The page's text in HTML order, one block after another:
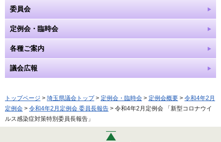
委員会
定例会・臨時会
各種ご案内
議会広報
トップページ > 埼玉県議会トップ> 定例会・臨時会 > 定例会概要 > 令和4年2月
定例会 > 令和4年2月定例会 委員長報告 > 令和4年2月定例会 「新型コロナウイ
ルス感染症対策特別委員長報告」